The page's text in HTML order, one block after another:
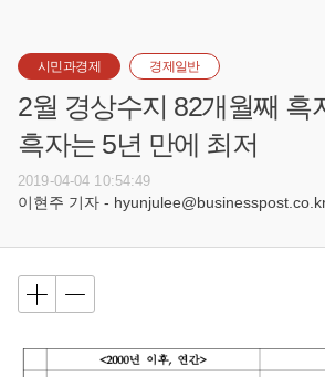
시민과경제 경제일반
2월 경상수지 82개월째 흑
흑자는 5년 만에 최저
2019-04-04 10:54:49
이현주 기자 -